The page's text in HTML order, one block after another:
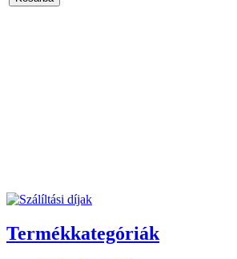
Termékkategóriák